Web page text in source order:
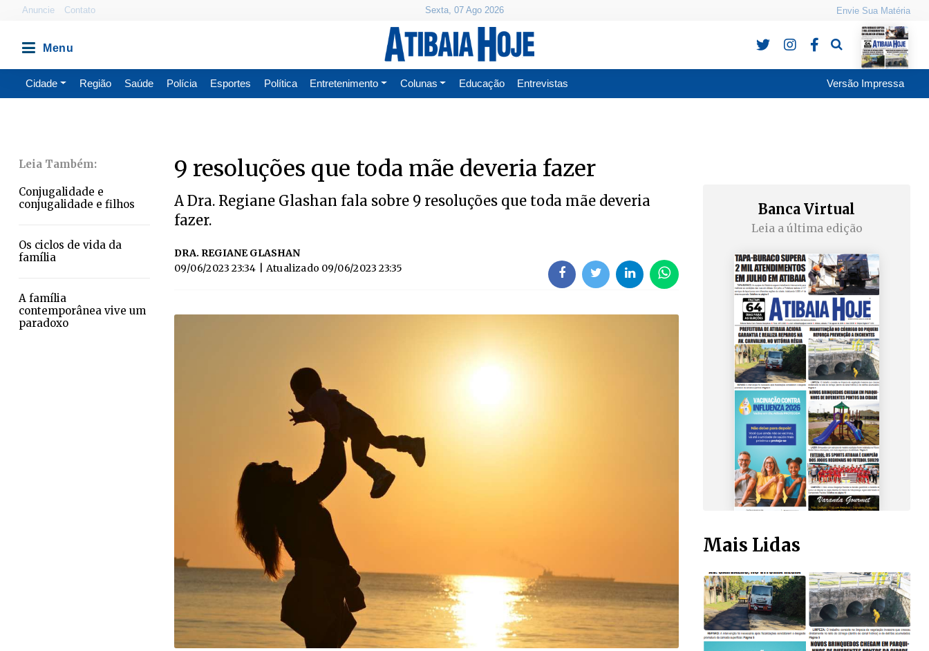
Anuncie Contato Sexta, 07 Ago 2026 Envie Sua Matéria
Pesquisa
Cidade Região Saúde Polícia Esportes Política Entretenimento Colunas Educação Entrevistas Versão Impressa
Conjugalidade e
conjugalidade e filhos
Os ciclos de vida da
família
A família
contemporânea vive um
paradoxo
9 resoluções que toda mãe deveria fazer
A Dra. Regiane Glashan fala sobre 9 resoluções que toda mãe deveria
fazer.
DRA. REGIANE GLASHAN
09/06/2023 23:34
| Atualizado 09/06/2023 23:35
Banca Virtual
Leia a última edição
Mais Lidas